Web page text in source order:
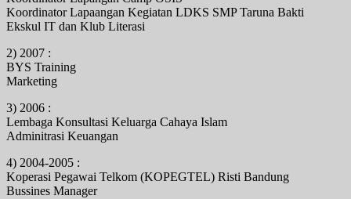
Koordinator Lapaangan Kegiatan LDKS SMP Taruna Bakti
Ekskul IT dan Klub Literasi
2) 2007 :
BYS Training
Marketing
3) 2006 :
Lembaga Konsultasi Keluarga Cahaya Islam
Adminitrasi Keuangan
4) 2004-2005 :
Koperasi Pegawai Telkom (KOPEGTEL) Risti Bandung
Bussines Manager